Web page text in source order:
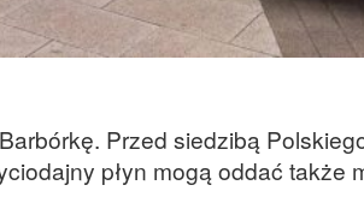
Przed siedzibą
płyn mogą oddać także